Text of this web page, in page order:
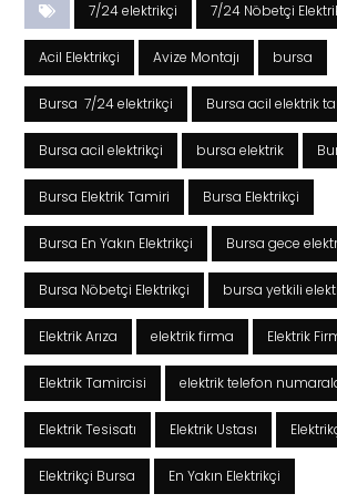
7/24 elektrikçi 7/24 Nöbetçi
Acil Elektrikçi Avize Montajı bursa
Bursa 7/24 elektrikçi Bursa acil elektrik
Bursa acil elektrikçi bursa elektrik
Bursa Elektrik Tamiri Bursa Elektrikçi
Bursa En Yakın Elektrikçi Bursa gece
Bursa Nöbetçi Elektrikçi bursa yetkili
Elektrik Arıza elektrik firma Elektrik
Elektrik Tamircisi elektrik telefon
Elektrik Tesisatı Elektrik Ustası
Elektrikçi Bursa En Yakın Elektrikçi